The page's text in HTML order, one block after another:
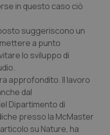
in questo caso ciò
suggeriscono un
a punto
lo sviluppo di
approfondito. Il lavoro
dal
Dipartimento di
presso la McMaster
su Nature, ha